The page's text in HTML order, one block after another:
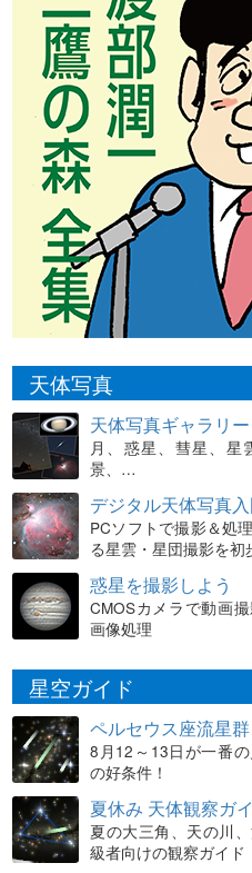
天体写真
天体写真ギャラリー
月、惑星、彗星、星
景、…
デジタル天体写真
PCソフトで撮影＆処
る星雲・星団撮影を初
惑星を撮影しよう
CMOSカメラで動画
画像処理
星空ガイド
ペルセウス座流星群
8月12～13日が一番
の好条件！
夏休み 天体観察ガ
夏の大三角、天の川
級者向けの観察ガイド